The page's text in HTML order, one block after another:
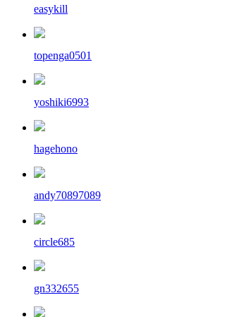
easykill
topenga0501
yoshiki6993
hagehono
andy70897089
circle685
gn332655